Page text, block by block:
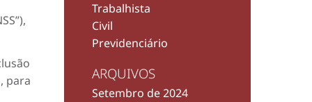
para
Trabalhista
Civil
Previdenciário
ARQUIVOS
Setembro de 2024